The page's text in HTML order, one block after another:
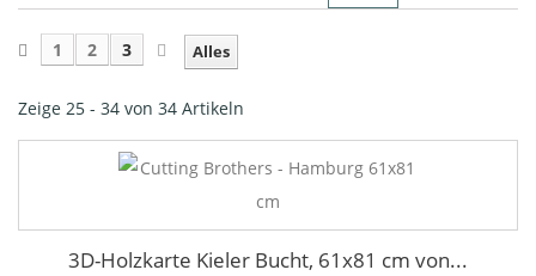
Alles
1 2 3
Zeige 25 - 34 von 34 Artikeln
3D-Holzkarte Kieler Bucht, 61x81 cm von...